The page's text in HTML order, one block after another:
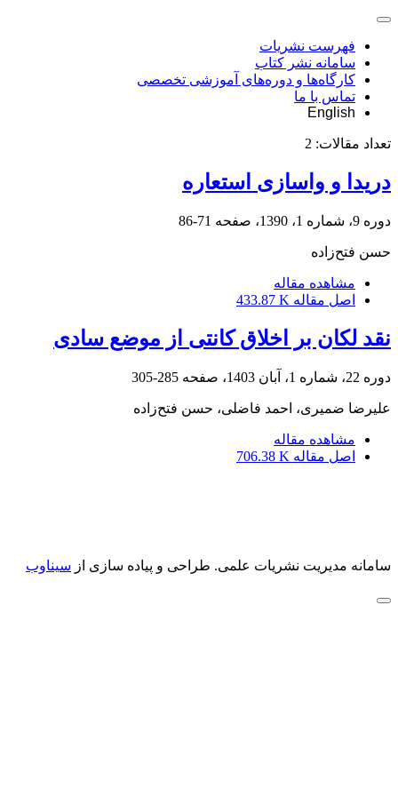
فهرست نشریات
سامانه نشر کتاب
کارگاه‌ها و دوره‌های آموزشی تخصصی
تماس با ما
English
تعداد مقالات: 2
دریدا و واسازی استعاره
دوره 9، شماره 1، 1390، صفحه 71-86
حسن فتح‌زاده
مشاهده مقاله
اصل مقاله 433.87 K
نقد لکان بر اخلاق کانتی از موضع سادی
دوره 22، شماره 1، آبان 1403، صفحه 285-305
علیرضا ضمیری، احمد فاضلی، حسن فتح‌زاده
مشاهده مقاله
اصل مقاله 706.38 K
سامانه مدیریت نشریات علمی. طراحی و پیاده سازی از سیناوب